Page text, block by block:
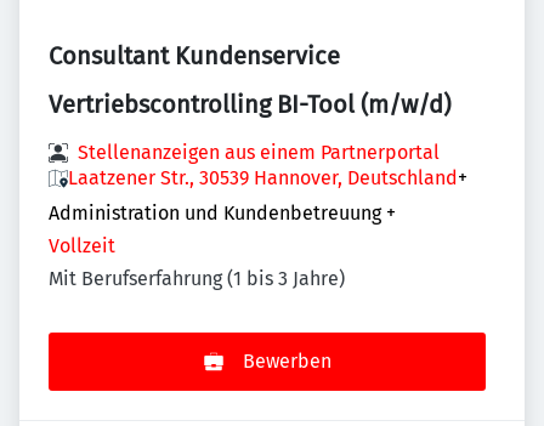
Consultant Kundenservice
Vertriebscontrolling BI-Tool (m/w/d)
Stellenanzeigen aus einem Partnerportal
Laatzener Str., 30539 Hannover, Deutschland+
Administration und Kundenbetreuung +
Vollzeit
Mit Berufserfahrung (1 bis 3 Jahre)
Bewerben